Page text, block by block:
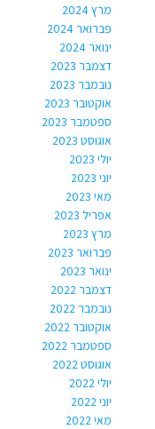
מרץ 2024
פברואר 2024
ינואר 2024
דצמבר 2023
נובמבר 2023
אוקטובר 2023
ספטמבר 2023
אוגוסט 2023
יולי 2023
יוני 2023
מאי 2023
אפריל 2023
מרץ 2023
פברואר 2023
ינואר 2023
דצמבר 2022
נובמבר 2022
אוקטובר 2022
ספטמבר 2022
אוגוסט 2022
יולי 2022
יוני 2022
מאי 2022